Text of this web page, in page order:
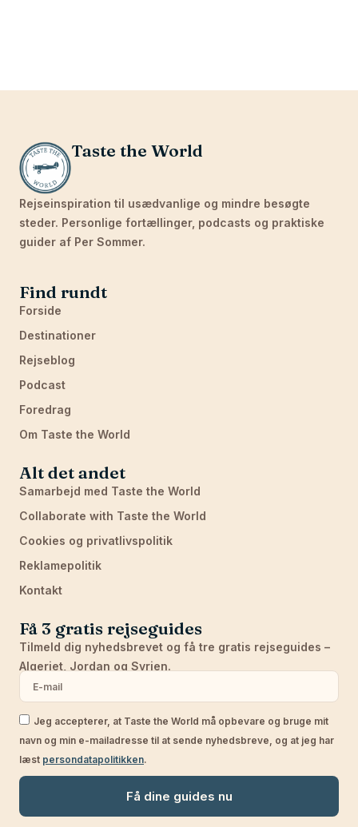
Taste the World
Rejseinspiration til usædvanlige og mindre besøgte
steder. Personlige fortællinger, podcasts og praktiske
guider af Per Sommer.
Find rundt
Forside
Destinationer
Rejseblog
Podcast
Foredrag
Om Taste the World
Alt det andet
Samarbejd med Taste the World
Collaborate with Taste the World
Cookies og privatlivspolitik
Reklamepolitik
Kontakt
Få 3 gratis rejseguides
Tilmeld dig nyhedsbrevet og få tre gratis rejseguides –
Algeriet, Jordan og Syrien.
Jeg accepterer, at Taste the World må opbevare og bruge mit
navn og min e-mailadresse til at sende nyhedsbreve, og at jeg har
læst persondatapolitikken.
Få dine guides nu